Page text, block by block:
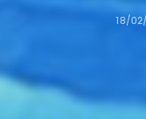
18/